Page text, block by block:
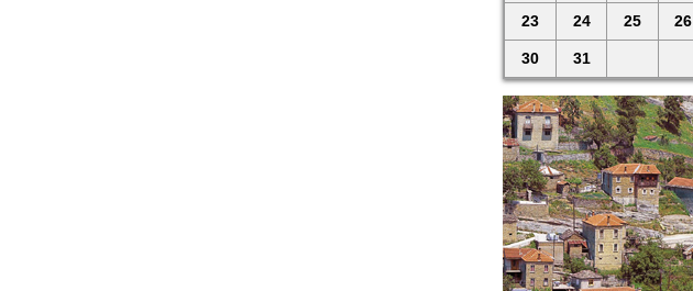
23 24 25 26
30 31